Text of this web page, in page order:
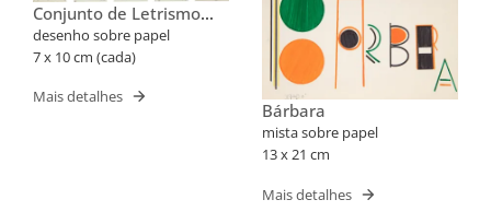
Conjunto de Letrismo
Para Nomes Próprios
(Barbara, Cleube)
desenho sobre papel
7 x 10 cm (cada)
Mais detalhes
Bárbara
mista sobre papel
13 x 21 cm
Mais detalhes